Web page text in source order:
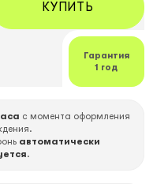
КУПИТЬ
Гарантия
1 год
с момента оформления
автоматически
.